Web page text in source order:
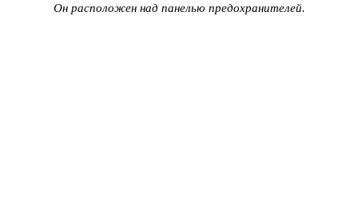
Он расположен над панелью предохранителей.